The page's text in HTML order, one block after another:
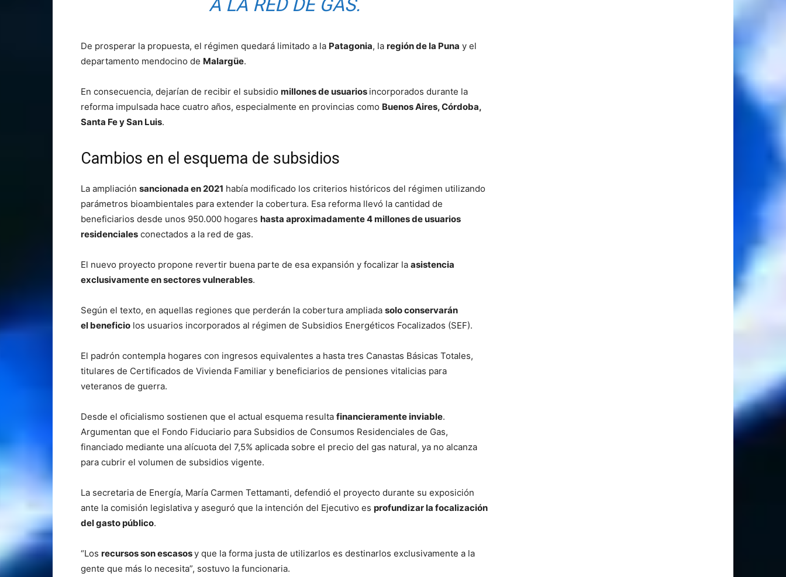
A LA RED DE GAS.
De prosperar la propuesta, el régimen quedará limitado a la Patagonia, la región de la Puna y el
departamento mendocino de Malargüe.
En consecuencia, dejarían de recibir el subsidio millones de usuarios incorporados durante la
reforma impulsada hace cuatro años, especialmente en provincias como Buenos Aires, Córdoba,
Santa Fe y San Luis.
Cambios en el esquema de subsidios
La ampliación sancionada en 2021 había modificado los criterios históricos del régimen utilizando
parámetros bioambientales para extender la cobertura. Esa reforma llevó la cantidad de
beneficiarios desde unos 950.000 hogares hasta aproximadamente 4 millones de usuarios
residenciales conectados a la red de gas.
El nuevo proyecto propone revertir buena parte de esa expansión y focalizar la asistencia
exclusivamente en sectores vulnerables.
Según el texto, en aquellas regiones que perderán la cobertura ampliada solo conservarán
el beneficio los usuarios incorporados al régimen de Subsidios Energéticos Focalizados (SEF).
El padrón contempla hogares con ingresos equivalentes a hasta tres Canastas Básicas Totales,
titulares de Certificados de Vivienda Familiar y beneficiarios de pensiones vitalicias para
veteranos de guerra.
Desde el oficialismo sostienen que el actual esquema resulta financieramente inviable.
Argumentan que el Fondo Fiduciario para Subsidios de Consumos Residenciales de Gas,
financiado mediante una alícuota del 7,5% aplicada sobre el precio del gas natural, ya no alcanza
para cubrir el volumen de subsidios vigente.
La secretaria de Energía, María Carmen Tettamanti, defendió el proyecto durante su exposición
ante la comisión legislativa y aseguró que la intención del Ejecutivo es profundizar la focalización
del gasto público.
“Los recursos son escasosy que la forma justa de utilizarlos es destinarlos exclusivamente a la
gente que más lo necesita”, sostuvo la funcionaria.